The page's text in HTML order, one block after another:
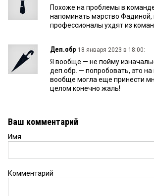
Похоже на проблемы в
напоминать мэрство Фадиной,
профессионалы ухдят из
Деп.обр 18 января 2023 в 18:00:
Я вообще — не пойму
деп.обр. — попробовать, это на
вообще могла еще принести
целом конечно жаль!
Ваш комментарий
Имя
Комментарий